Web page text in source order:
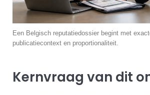
Een Belgisch reputatiedossier begint met
publicatiecontext en proportionaliteit.
Kernvraag van dit